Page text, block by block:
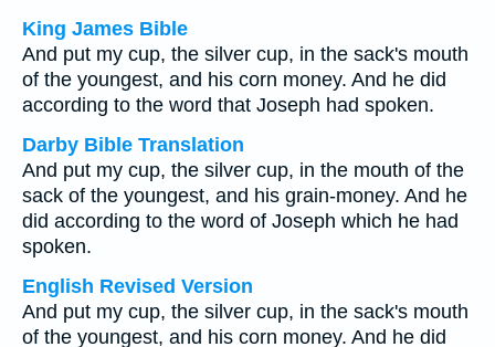
King James Bible
And put my cup, the silver cup, in the sack's mouth
of the youngest, and his corn money. And he did
according to the word that Joseph had spoken.
Darby Bible Translation
And put my cup, the silver cup, in the mouth of the
sack of the youngest, and his grain-money. And he
did according to the word of Joseph which he had
spoken.
English Revised Version
And put my cup, the silver cup, in the sack's mouth
of the youngest, and his corn money. And he did